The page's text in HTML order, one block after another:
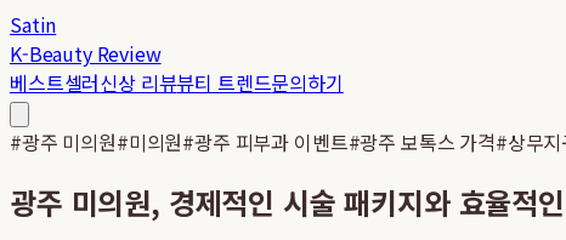
Satin
K-Beauty Review
베스트셀러신상 리뷰뷰티 트렌드문의하기
#광주 미의원#미의원#광주 피부과 이벤트#광주 보톡스 가격#상무
광주 미의원, 경제적인 시술 패키지와 효율적